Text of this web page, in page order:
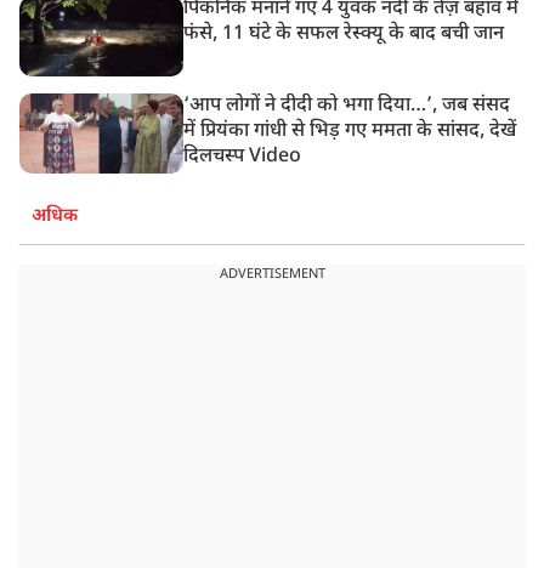
पिकनिक मनाने गए 4 युवक नदी के तेज़ बहाव में
फंसे, 11 घंटे के सफल रेस्क्यू के बाद बची जान
‘आप लोगों ने दीदी को भगा दिया…’, जब संसद
में प्रियंका गांधी से भिड़ गए ममता के सांसद, देखें
दिलचस्प Video
अधिक
ADVERTISEMENT